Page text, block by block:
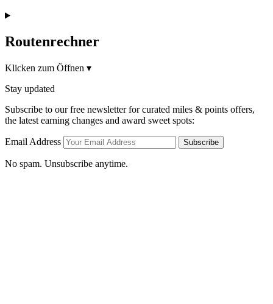
Routenrechner
Klicken zum Öffnen ▾
Stay updated
Subscribe to our free newsletter for curated miles & points offers,
the latest earning changes and award sweet spots:
Email Address Subscribe
No spam. Unsubscribe anytime.